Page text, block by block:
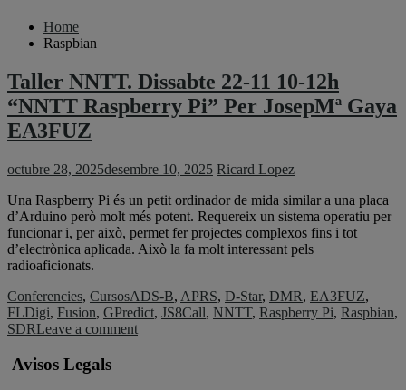
Home
Raspbian
Taller NNTT. Dissabte 22-11 10-12h
“NNTT Raspberry Pi” Per JosepMª Gaya
EA3FUZ
octubre 28, 2025desembre 10, 2025 Ricard Lopez
Una Raspberry Pi és un petit ordinador de mida similar a una placa
d’Arduino però molt més potent. Requereix un sistema operatiu per
funcionar i, per això, permet fer projectes complexos fins i tot
d’electrònica aplicada. Això la fa molt interessant pels
radioaficionats.
Conferencies, CursosADS-B, APRS, D-Star, DMR, EA3FUZ,
FLDigi, Fusion, GPredict, JS8Call, NNTT, Raspberry Pi, Raspbian,
SDRLeave a comment
Avisos Legals